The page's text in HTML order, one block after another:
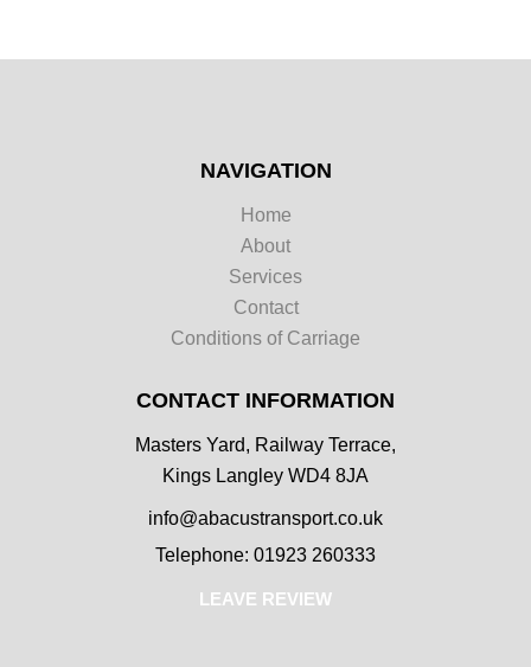
NAVIGATION
Home
About
Services
Contact
Conditions of Carriage
CONTACT INFORMATION
Masters Yard, Railway Terrace,
Kings Langley WD4 8JA
info@abacustransport.co.uk
Telephone: 01923 260333
LEAVE REVIEW